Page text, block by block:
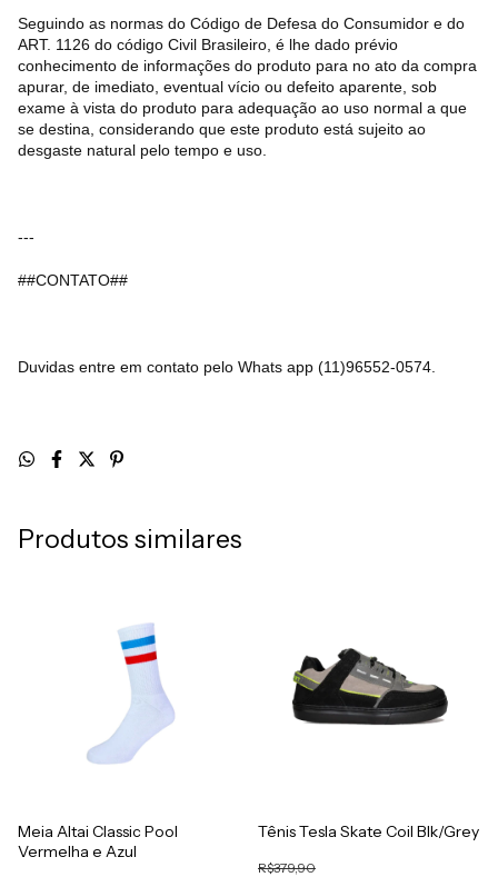
Seguindo as normas do Código de Defesa do Consumidor e do
ART. 1126 do código Civil Brasileiro, é lhe dado prévio
conhecimento de informações do produto para no ato da compra
apurar, de imediato, eventual vício ou defeito aparente, sob
exame à vista do produto para adequação ao uso normal a que
se destina, considerando que este produto está sujeito ao
desgaste natural pelo tempo e uso.
---
##CONTATO##
Duvidas entre em contato pelo Whats app (11)96552-0574.
Produtos similares
Meia Altai Classic Pool
Vermelha e Azul
Tênis Tesla Skate Coil Blk/Grey
R$379,90